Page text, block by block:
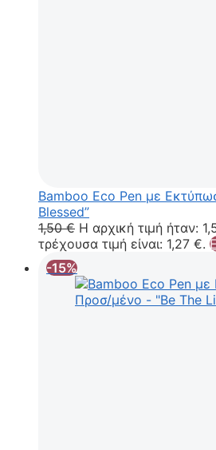
Bamboo Eco Pen με
Blessed”
1,50€ Η αρχική τιμή ήταν:
τρέχουσα τιμή είναι: 1,27 €.
-15%